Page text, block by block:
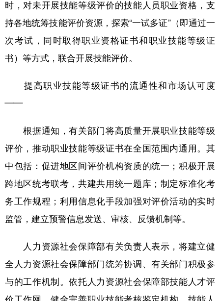
时，对未开展技能等级评价的技能人员职业资格，支
持各地统筹技能评价资源，探索“一试多证”（即通过一
次考试，同时取得职业资格证书和职业技能等级证
书）等方式，联合开展技能评价。
提高职业技能等级证书的流通性和市场认可度
——
根据通知，有关部门将高质量开展职业技能等级
评价，推动职业技能等级证书在全国范围内通用。其
中包括：促进地区间评价机构资质的统一；积极开展
跨地区统考联考，共建共用统一题库；制定标准化考
务工作规程；利用信息化手段加强对评价活动的实时
监管，建立预警信息发送、审核、反馈机制等。
人力资源社会保障部有关负责人表示，将建立健
全人力资源社会保障部门统筹协调、有关部门积极参
与的工作机制。依托人力资源社会保障部技能人才评
价工作网，健全完善职业技能考核鉴定机构、技能人